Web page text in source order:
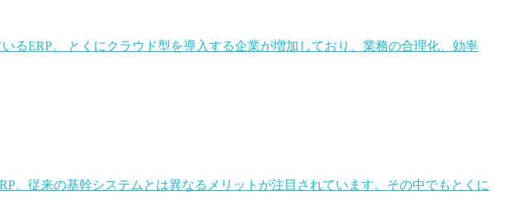
るERP。 とくにクラウド型を導入する企業が増加しており、業務の合理化、効率
。従来の基幹システムとは異なるメリットが注目されています。その中でもとくに